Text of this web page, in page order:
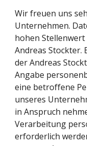
Wir freuen uns
Unternehmen.
hohen
Andreas
der Andreas
Angabe
eine betroffene
unseres
in Anspruch
Verarbeitung
erforderlich